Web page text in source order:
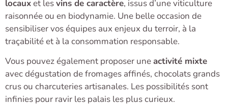
locauxet lesvins de caractère, issus d’une viticulture
raisonnée ou en biodynamie. Une belle occasion de
sensibiliser vos équipes aux enjeux du terroir, à la
traçabilité et à la consommation responsable.
Vous pouvez également proposer uneactivité mixte
avec dégustation de fromages affinés, chocolats grands
crus ou charcuteries artisanales. Les possibilités sont
infinies pour ravir les palais les plus curieux.